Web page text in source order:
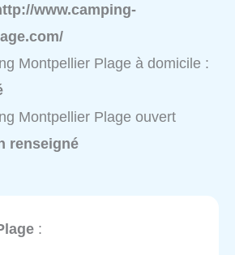
www.camping-
Montpellier Plage à domicile :
Montpellier Plage ouvert
renseigné
: